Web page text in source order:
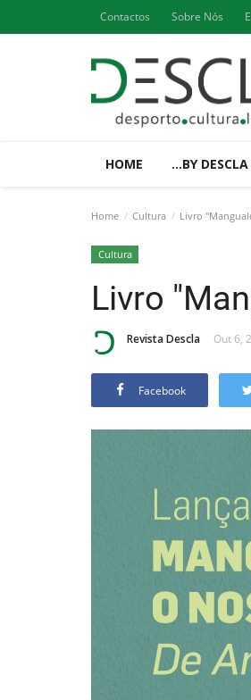
Contactos Sobre Nós
HOME ...BY DESCLA
Home Cultura Livro
Cultura
Livro
Revista Descla Out 6,
Facebook